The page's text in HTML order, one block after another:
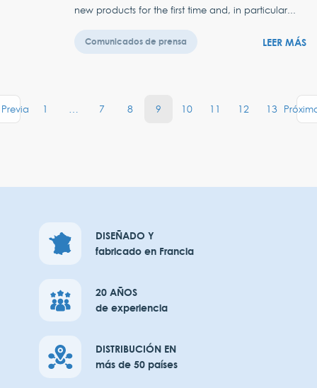
new products for the first time and, in particular...
Comunicados de prensa LEER MÁS
Previa 1 … 7 8 9 10 11 12 13
DISEÑADO Y
fabricado en Francia
20 AÑOS
de experiencia
DISTRIBUCIÓN EN
más de 50 países